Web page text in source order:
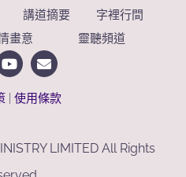
講道摘要
字裡行間
畫意 靈聽頻道
使用條款
LIMITED All Rights